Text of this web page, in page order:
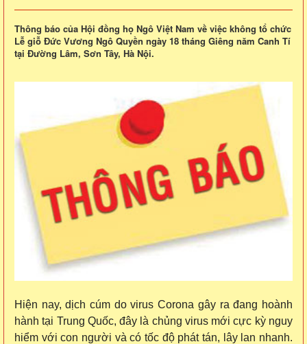
Thông báo của Hội đồng họ Ngô Việt Nam về việc không tổ chức
Lễ giỗ Đức Vương Ngô Quyền ngày 18 tháng Giêng năm Canh Tí
tại Đường Lâm, Sơn Tây, Hà Nội.
Hiện nay, dịch cúm do virus Corona gây ra đang hoành
hành tại Trung Quốc, đây là chủng virus mới cực kỳ nguy
hiểm với con người và có tốc độ phát tán, lây lan nhanh.